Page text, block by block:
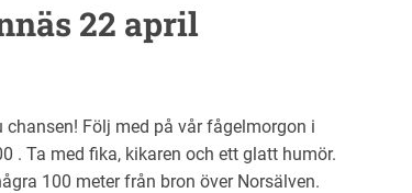
22 april
Följ med på vår fågelmorgon i
. Ta med fika, kikaren och ett glatt humör.
100 meter från bron över Norsälven.